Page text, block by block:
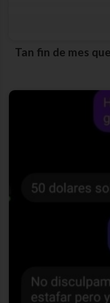
Tan fin de mes